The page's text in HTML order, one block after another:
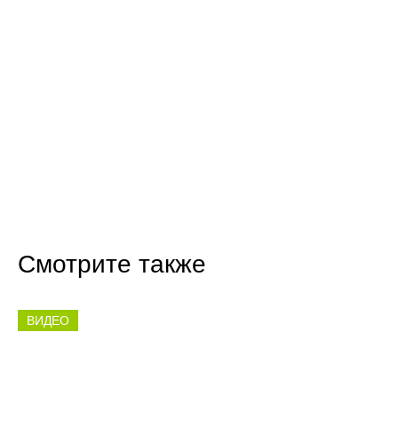
Смотрите также
ВИДЕО